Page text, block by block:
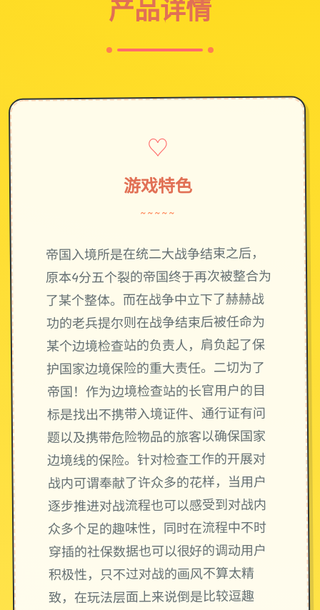
产品详情
♡
游戏特色
~~~~~
帝国入境所是在统二大战争结束之后，
原本4分五个裂的帝国终于再次被整合为
了某个整体。而在战争中立下了赫赫战
功的老兵提尔则在战争结束后被任命为
某个边境检查站的负责人，肩负起了保
护国家边境保险的重大责任。二切为了
帝国！作为边境检查站的长官用户的目
标是找出不携带入境证件、通行证有问
题以及携带危险物品的旅客以确保国家
边境线的保险。针对检查工作的开展对
战内可谓奉献了许众多的花样，当用户
逐步推进对战流程也可以感受到对战内
众多个足的趣味性，同时在流程中不时
穿插的社保数据也可以很好的调动用户
积极性，只不过对战的画风不算太精
致，在玩法层面上来说倒是比较逗趣